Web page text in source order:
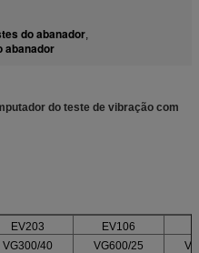
do abanador,
abanador
do teste de vibração com
EV203 EV106
VG300/40 VG600/25